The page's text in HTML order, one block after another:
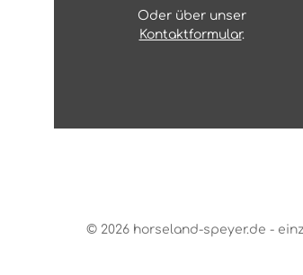
Oder über unser
Kontaktformular.
© 2026 horseland-speyer.de -